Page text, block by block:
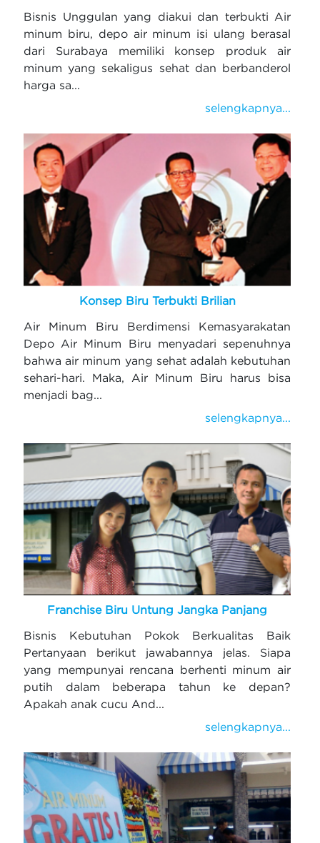
Bisnis Unggulan yang diakui dan terbukti Air
minum biru, depo air minum isi ulang berasal
dari Surabaya memiliki konsep produk air
minum yang sekaligus sehat dan berbanderol
harga sa...
selengkapnya...
Konsep Biru Terbukti Brilian
Air Minum Biru Berdimensi Kemasyarakatan
Depo Air Minum Biru menyadari sepenuhnya
bahwa air minum yang sehat adalah kebutuhan
sehari-hari. Maka, Air Minum Biru harus bisa
menjadi bag...
selengkapnya...
Franchise Biru Untung Jangka Panjang
Bisnis Kebutuhan Pokok Berkualitas Baik
Pertanyaan berikut jawabannya jelas. Siapa
yang mempunyai rencana berhenti minum air
putih dalam beberapa tahun ke depan?
Apakah anak cucu And...
selengkapnya...